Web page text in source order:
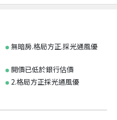
無暗房.格局方正.採光通風優
開價已低於銀行估價
2.格局方正採光通風優